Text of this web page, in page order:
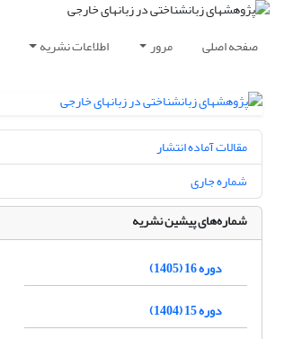
صفحه اصلی مرور اطلاعات نشریه
مقالات آماده انتشار
شماره جاری
شماره‌های پیشین نشریه
دوره 16 (1405)
دوره 15 (1404)